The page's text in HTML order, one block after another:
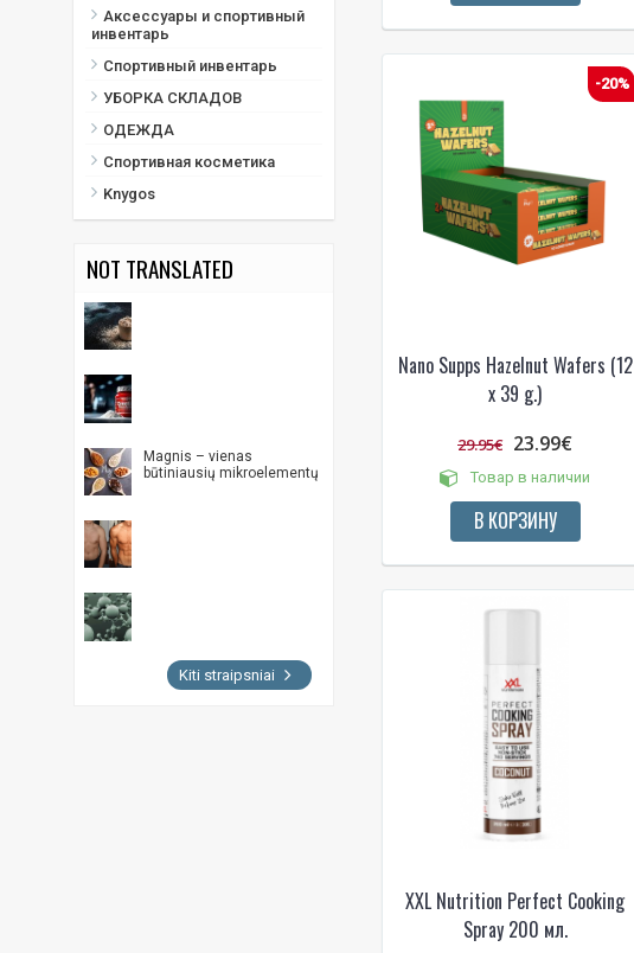
Клубника с белым
клубничный йогурт
Кокос
Кокосовое масло
Кокосовый шоколад (С
шоколадным кремом и
Кофе платит
Курица с соусом карри
Лаймовый йогурт
Лук и сливки
Майонез
Малина
Малиновый торт
манго
Манго - маракуйя
Марципановый торт (с
шоколадным кремом и
масляное печенье
Аксессуары и спортивный
инвентарь
Спортивный инвентарь
УБОРКА СКЛАДОВ
ОДЕЖДА
Спортивная косметика
Knygos
NOT TRANSLATED
Magnis – vienas
būtiniausių mikroelementų
Kiti straipsniai
-20%
Nano Supps Hazelnut Wafers (12
x 39 g.)
29.95€ 23.99€
Товар в наличии
В КОРЗИНУ
XXL Nutrition Perfect Cooking
Spray 200 мл.